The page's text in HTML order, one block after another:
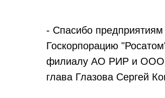
- Спасибо
Госкорпорацию
филиалу АО РИР и ООО
глава Глазова Сергей